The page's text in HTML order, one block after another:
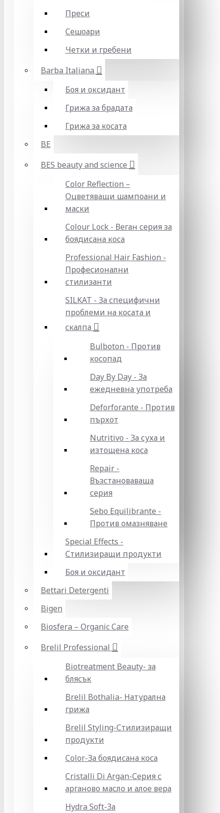
Преси
Сешоари
Четки и гребени
Barba Italiana
Боя и оксидант
Грижа за брадата
Грижа за косата
BE
BES beauty and science
Color Reflection –
Оцветяващи шампоани и
маски
Colour Lock - Веган серия за
боядисана коса
Professional Hair Fashion -
Професионални
стилизанти
SILKAT - За специфични
проблеми на косата и
скалпа
Bulboton - Против
косопад
Day By Day - За
ежедневна употреба
Deforforante - Против
пърхот
Nutritivo - За суха и
изтощена коса
Repair -
Възстановаваща
серия
Sebo Equilibrante -
Против омазняване
Special Effects -
Стилизиращи продукти
Боя и оксидант
Bettari Detergenti
Bigen
Biosfera – Organic Care
Brelil Professional
Biotreatment Beauty- за
блясък
Brelil Bothalia- Натурална
грижа
Brelil Styling-Стилизиращи
продукти
Color-За боядисана коса
Cristalli Di Argan-Серия с
арганово масло и алое вера
Hydra Soft-За